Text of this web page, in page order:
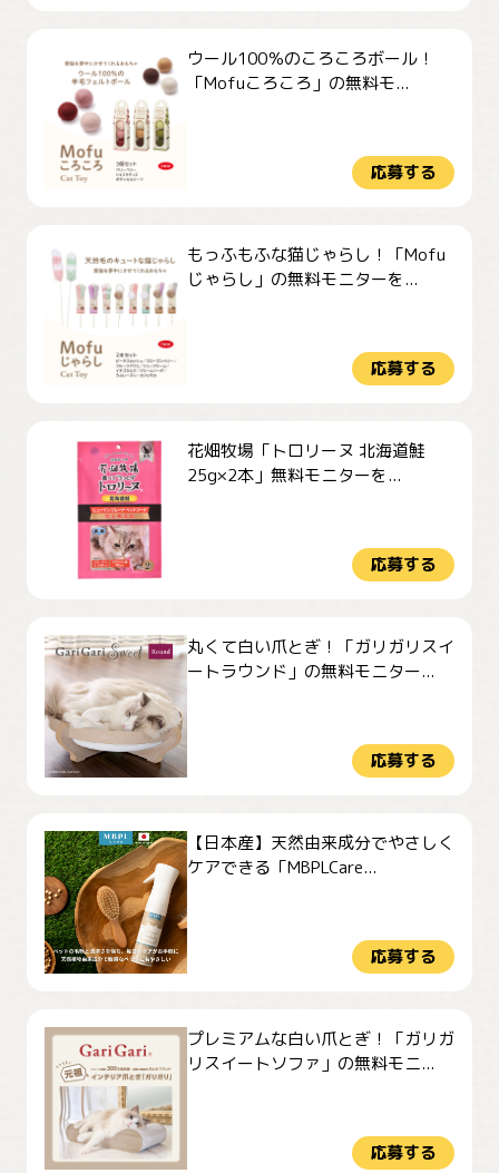
ウール100％のころころボール！
「Mofuころころ」の無料モ...
応募する
もっふもふな猫じゃらし！「Mofu
じゃらし」の無料モニターを...
応募する
花畑牧場「トロリーヌ 北海道鮭
25g×2本」無料モニターを...
応募する
丸くて白い爪とぎ！「ガリガリスイ
ートラウンド」の無料モニター...
応募する
【日本産】天然由来成分でやさしく
ケアできる「MBPLCare...
応募する
プレミアムな白い爪とぎ！「ガリガ
リスイートソファ」の無料モニ...
応募する